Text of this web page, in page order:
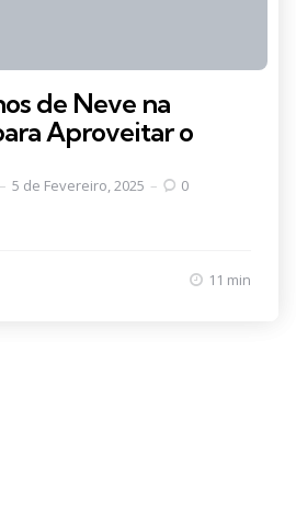
de Neve na
Aproveitar o
5 de Fevereiro, 2025 0
11 min